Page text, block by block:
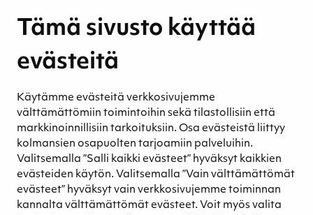
Tämä sivusto käyttää
evästeitä
Käytämme evästeitä verkkosivujemme
välttämättömiin toimintoihin sekä tilastollisiin että
markkinoinnillisiin tarkoituksiin. Osa evästeistä liittyy
kolmansien osapuolten tarjoamiin palveluihin.
Valitsemalla ”Salli kaikki evästeet” hyväksyt kaikkien
evästeiden käytön. Valitsemalla ”Vain välttämättömät
evästeet” hyväksyt vain verkkosivujemme toiminnan
kannalta välttämättömät evästeet. Voit myös valita
Ympäristövastuu
Henkilöstömme ja kumppaneidemme
hyvinvointi
Turvetuotannon kestävyys
Kestävyyden johtaminen
Retkeilykohteet
Media
Uutiset ja blogit
Podcast